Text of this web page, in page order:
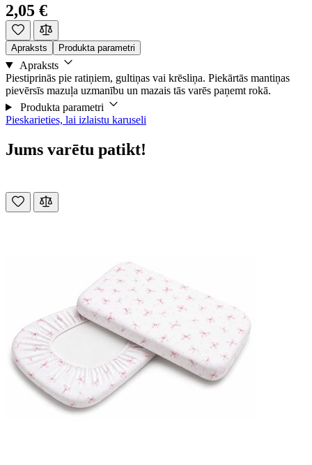
2,05 €
Apraksts Produkta parametri
Apraksts
Piestiprinās pie ratiņiem, gultiņas vai krēsliņa. Piekārtās mantiņas
pievērsīs mazuļa uzmanību un mazais tās varēs paņemt rokā.
Produkta parametri
Pieskarieties, lai izlaistu karuseli
Jums varētu patikt!